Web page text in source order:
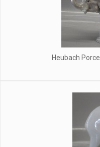
Heubach